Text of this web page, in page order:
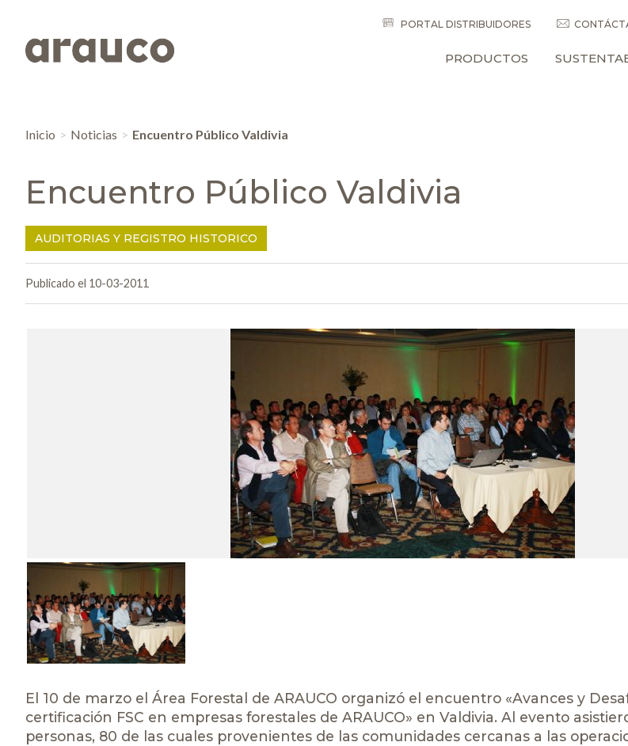
PORTAL DISTRIBUIDORES
PRODUCTOS
Inicio Noticias Encuentro Público Valdivia
Encuentro Público Valdivia
AUDITORIAS Y REGISTRO HISTORICO
Publicado el 10-03-2011
El 10 de marzo el Área Forestal de ARAUCO organizó el encuentro «Avances y
certificación FSC en empresas forestales de ARAUCO» en Valdivia. Al evento
personas, 80 de las cuales provenientes de las comunidades cercanas a las